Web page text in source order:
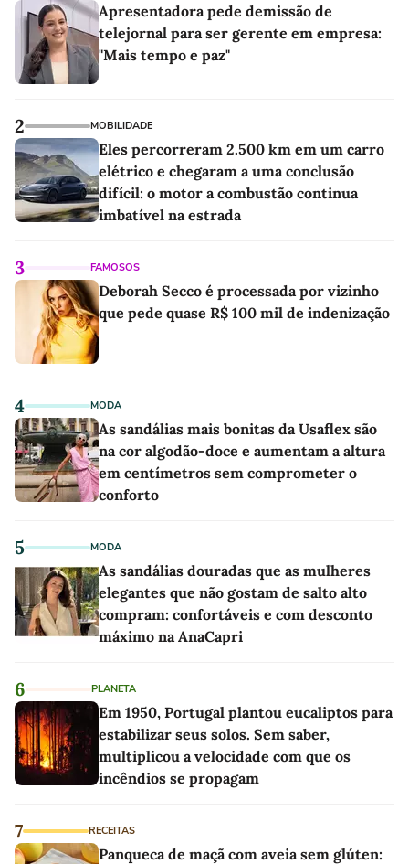
Apresentadora pede demissão de
telejornal para ser gerente em empresa:
"Mais tempo e paz"
2 MOBILIDADE
Eles percorreram 2.500 km em um carro
elétrico e chegaram a uma conclusão
difícil: o motor a combustão continua
imbatível na estrada
3 FAMOSOS
Deborah Secco é processada por vizinho
que pede quase R$ 100 mil de indenização
4 MODA
As sandálias mais bonitas da Usaflex são
na cor algodão-doce e aumentam a altura
em centímetros sem comprometer o
conforto
5 MODA
As sandálias douradas que as mulheres
elegantes que não gostam de salto alto
compram: confortáveis e com desconto
máximo na AnaCapri
6 PLANETA
Em 1950, Portugal plantou eucaliptos para
estabilizar seus solos. Sem saber,
multiplicou a velocidade com que os
incêndios se propagam
7 RECEITAS
Panqueca de maçã com aveia sem glúten: